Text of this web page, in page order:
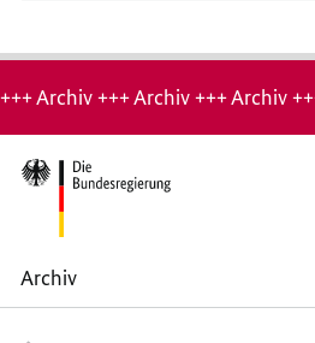
Hinweis:
Archiv-
Seite
+++ Archiv +++ Archiv +++ Archiv
Archiv
Rede